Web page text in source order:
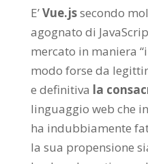
E’Vue.jssecondo
agognato di
mercato in maniera
modo forse da
e definitiva la
linguaggio web che
ha indubbiamente
la sua propensione